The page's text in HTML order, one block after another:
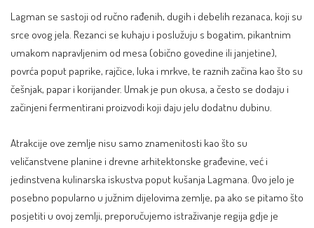
Lagman se sastoji od ručno rađenih, dugih i debelih rezanaca, koji su
srce ovog jela. Rezanci se kuhaju i poslužuju s bogatim, pikantnim
umakom napravljenim od mesa (obično govedine ili janjetine),
povrća poput paprike, rajčice, luka i mrkve, te raznih začina kao što su
češnjak, papar i korijander. Umak je pun okusa, a često se dodaju i
začinjeni fermentirani proizvodi koji daju jelu dodatnu dubinu.
Atrakcije ove zemlje nisu samo znamenitosti kao što su
veličanstvene planine i drevne arhitektonske građevine, već i
jedinstvena kulinarska iskustva poput kušanja Lagmana. Ovo jelo je
posebno popularno u južnim dijelovima zemlje, pa ako se pitamo što
posjetiti u ovoj zemlji, preporučujemo istraživanje regija gdje je